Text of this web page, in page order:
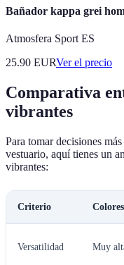
Bañador kappa grei
Atmosfera Sport ES
25.90 EURVer el precio
Comparativa
vibrantes
Para tomar decisiones
vestuario, aquí tienes un
vibrantes:
Criterio
Versatilidad Muy